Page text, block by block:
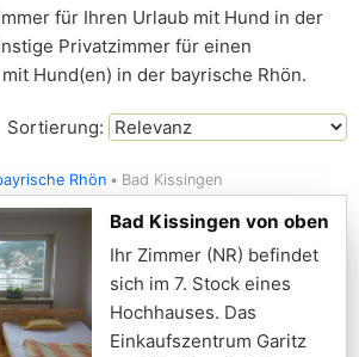
für Ihren Urlaub mit Hund in der
Privatzimmer für einen
Hund(en) in der bayrische Rhön.
Sortierung:
Rhön Bad Kissingen
Bad Kissingen von oben
Ihr Zimmer (NR) befindet
sich im 7. Stock eines
Hochhauses. Das
Einkaufszentrum Garitz